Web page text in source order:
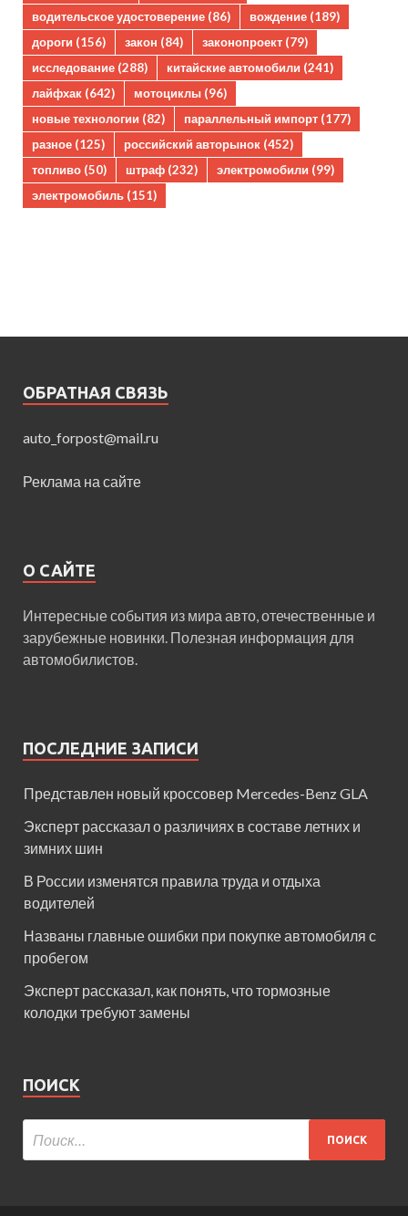
водительское удостоверение (86) вождение (189)
дороги (156) закон (84) законопроект (79)
исследование (288) китайские автомобили (241)
лайфхак (642) мотоциклы (96)
новые технологии (82) параллельный импорт (177)
разное (125) российский авторынок (452)
топливо (50) штраф (232) электромобили (99)
электромобиль (151)
ОБРАТНАЯ СВЯЗЬ
auto_forpost@mail.ru
Реклама на сайте
О САЙТЕ
Интересные события из мира авто, отечественные и
зарубежные новинки. Полезная информация для
автомобилистов.
ПОСЛЕДНИЕ ЗАПИСИ
Представлен новый кроссовер Mercedes-Benz GLA
Эксперт рассказал о различиях в составе летних и
зимних шин
В России изменятся правила труда и отдыха
водителей
Названы главные ошибки при покупке автомобиля с
пробегом
Эксперт рассказал, как понять, что тормозные
колодки требуют замены
ПОИСК